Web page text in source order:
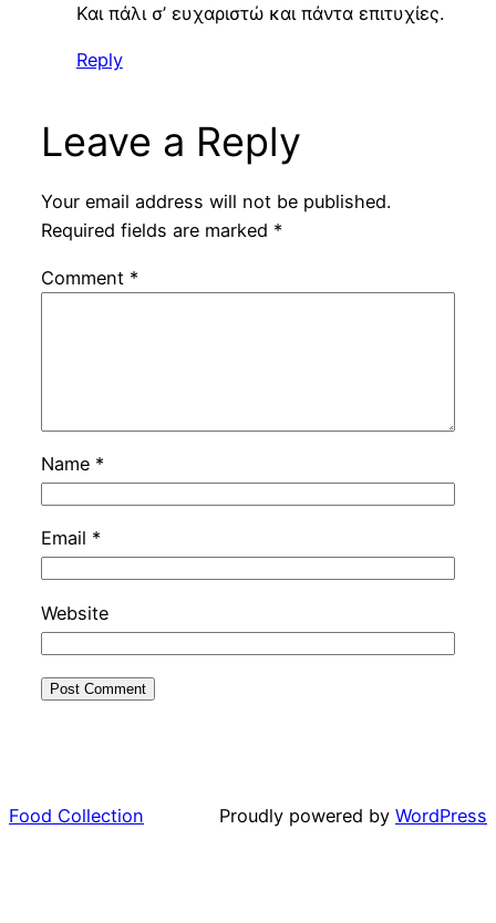
Και πάλι σ’ ευχαριστώ και πάντα επιτυχίες.
Reply
Leave a Reply
Your email address will not be published.
Required fields are marked *
Comment *
Name *
Email *
Website
Food Collection Proudly powered by WordPress